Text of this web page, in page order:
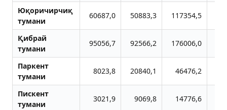
Юқоричирчиқ
тумани
60687,0 50883,3 117354,5
Қибрай
тумани
95056,7 92566,2 176006,0
Паркент
тумани
8023,8 20840,1 46476,2
Пискент
тумани
3021,9 9069,8 14776,6